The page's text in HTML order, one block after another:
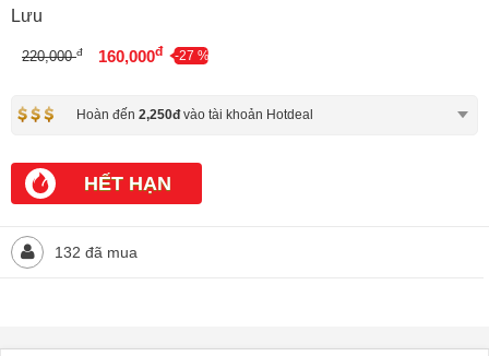
Lưu
220,000đ 160,000đ -27 %
Hoàn đến2,250đvào tài khoản Hotdeal
HẾT HẠN
132 đã mua